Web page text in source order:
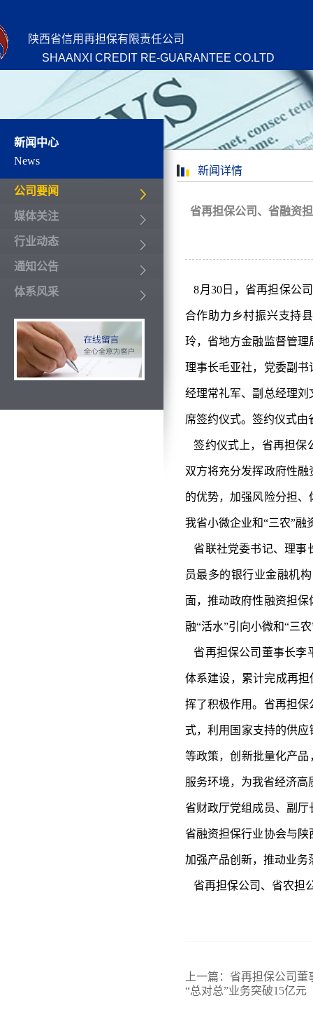
陕西省信用再担保有限责任公司
SHAANXI CREDIT RE-GUARANTEE CO.LTD
新闻中心
News
公司要闻
媒体关注
行业动态
通知公告
体系风采
新闻详情
省再担保公司、省融资
8月30日，省再担保公
合作助力乡村振兴支持
玲，省地方金融监督管
理事长毛亚社，党委副
经理常礼军、副总经理
席签约仪式。签约仪式
签约仪式上，省再担保
双方将充分发挥政府性
的优势，加强风险分担
我省小微企业和“三农”
省联社党委书记、理事
员最多的银行业金融机
面，推动政府性融资担
融“活水”引向小微和“三
省再担保公司董事长李
体系建设，累计完成再
挥了积极作用。省再担
式，利用国家支持的供
等政策，创新批量化产
服务环境，为我省经济
省财政厅党组成员、副
省融资担保行业协会与
加强产品创新，推动业务
省再担保公司、省农担
上一篇： 省再担保公司董
“总对总”业务突破15亿元